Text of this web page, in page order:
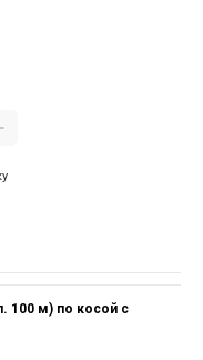
100 м) по косой с